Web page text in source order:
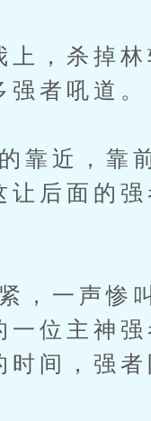
，杀掉林
者吼道。
近，靠
让后面的
一声惨
一位主神
时间，强